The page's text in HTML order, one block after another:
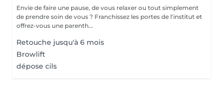
Envie de faire une pause, de vous relaxer ou tout simplement
de prendre soin de vous ? Franchissez les portes de l'institut et
offrez-vous une parenth...
Retouche jusqu'à 6 mois
Browlift
dépose cils